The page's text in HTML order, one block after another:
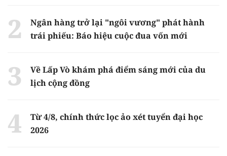
Ngân hàng trở lại "ngôi vương" phát hành
trái phiếu: Báo hiệu cuộc đua vốn mới
Về Lấp Vò khám phá điểm sáng mới của du
lịch cộng đồng
Từ 4/8, chính thức lọc ảo xét tuyển đại học
2026